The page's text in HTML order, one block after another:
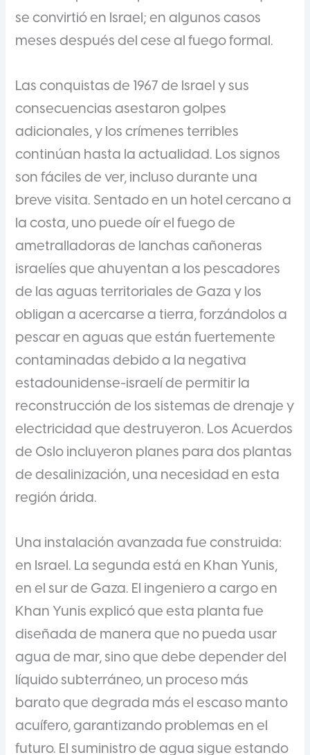
se convirtió en Israel; en algunos casos
meses después del cese al fuego formal.
Las conquistas de 1967 de Israel y sus
consecuencias asestaron golpes
adicionales, y los crímenes terribles
continúan hasta la actualidad. Los signos
son fáciles de ver, incluso durante una
breve visita. Sentado en un hotel cercano a
la costa, uno puede oír el fuego de
ametralladoras de lanchas cañoneras
israelíes que ahuyentan a los pescadores
de las aguas territoriales de Gaza y los
obligan a acercarse a tierra, forzándolos a
pescar en aguas que están fuertemente
contaminadas debido a la negativa
estadounidense-israelí de permitir la
reconstrucción de los sistemas de drenaje y
electricidad que destruyeron. Los Acuerdos
de Oslo incluyeron planes para dos plantas
de desalinización, una necesidad en esta
región árida.
Una instalación avanzada fue construida:
en Israel. La segunda está en Khan Yunis,
en el sur de Gaza. El ingeniero a cargo en
Khan Yunis explicó que esta planta fue
diseñada de manera que no pueda usar
agua de mar, sino que debe depender del
líquido subterráneo, un proceso más
barato que degrada más el escaso manto
acuífero, garantizando problemas en el
futuro. El suministro de agua sigue estando